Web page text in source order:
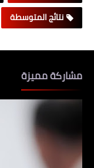
نتائج المتوسطة
مشاركة مميزة